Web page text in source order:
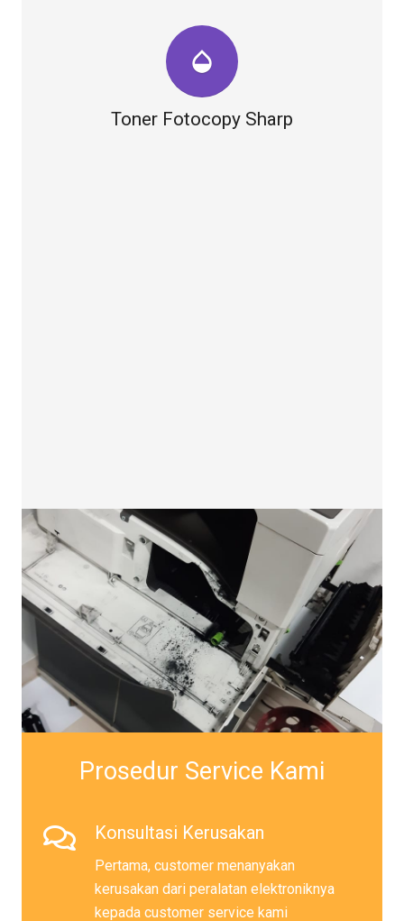
opacity
Toner Fotocopy Sharp
Prosedur Service Kami
Konsultasi Kerusakan
Pertama, customer menanyakan
kerusakan dari peralatan elektroniknya
kepada customer service kami